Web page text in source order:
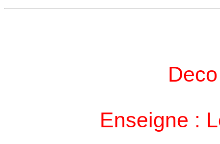
Enseigne :